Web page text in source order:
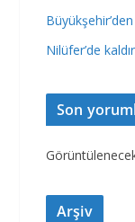
Nilüfer’de
Son
Arşiv